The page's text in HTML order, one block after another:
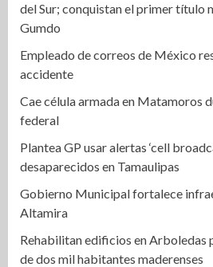
del Sur; conquistan el primer título
Gumdo
Empleado de correos de México
accidente
Cae célula armada en Matamoros
federal
Plantea GP usar alertas ‘cell
desaparecidos en Tamaulipas
Gobierno Municipal fortalece
Altamira
Rehabilitan edificios en Arboledas
de dos mil habitantes maderenses